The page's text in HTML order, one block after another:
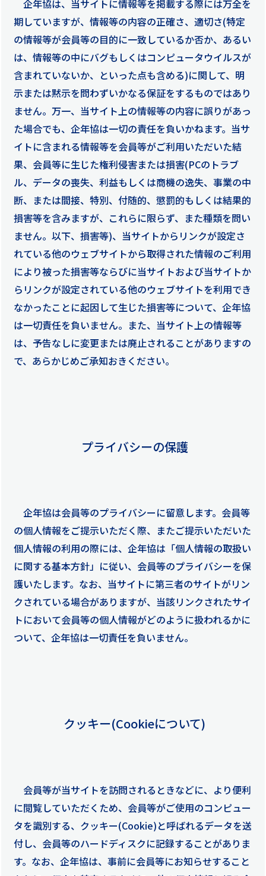
企年協は、当サイトに情報等を掲載する際には万全を
期していますが、情報等の内容の正確さ、適切さ(特定
の情報等が会員等の目的に一致しているか否か、あるい
は、情報等の中にバグもしくはコンピュータウイルスが
含まれていないか、といった点も含める)に関して、明
示または黙示を問わずいかなる保証をするものではあり
ません。万一、当サイト上の情報等の内容に誤りがあっ
た場合でも、企年協は一切の責任を負いかねます。当サ
イトに含まれる情報等を会員等がご利用いただいた結
果、会員等に生じた権利侵害または損害(PCのトラブ
ル、データの喪失、利益もしくは商機の逸失、事業の中
断、または間接、特別、付随的、懲罰的もしくは結果的
損害等を含みますが、これらに限らず、また種類を問い
ません。以下、損害等)、当サイトからリンクが設定さ
れている他のウェブサイトから取得された情報のご利用
により被った損害等ならびに当サイトおよび当サイトか
らリンクが設定されている他のウェブサイトを利用でき
なかったことに起因して生じた損害等について、企年協
は一切責任を負いません。また、当サイト上の情報等
は、予告なしに変更または廃止されることがありますの
で、あらかじめご承知おきください。
プライバシーの保護
企年協は会員等のプライバシーに留意します。会員等
の個人情報をご提示いただく際、またご提示いただいた
個人情報の利用の際には、企年協は「個人情報の取扱い
に関する基本方針」に従い、会員等のプライバシーを保
護いたします。なお、当サイトに第三者のサイトがリン
クされている場合がありますが、当該リンクされたサイ
トにおいて会員等の個人情報がどのように扱われるかに
ついて、企年協は一切責任を負いません。
クッキー(Cookieについて)
会員等が当サイトを訪問されるときなどに、より便利
に閲覧していただくため、会員等がご使用のコンピュー
タを識別する、クッキー(Cookie)と呼ばれるデータを送
付し、会員等のハードディスクに記録することがありま
す。なお、企年協は、事前に会員等にお知らせすること